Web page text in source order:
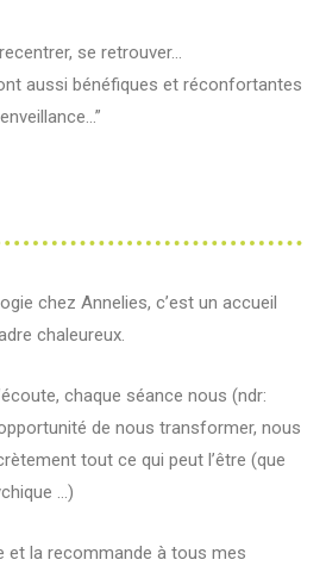
se retrouver…
aussi bénéfiques et réconfortantes
chez Annelies, c’est un accueil
chaleureux.
chaque séance nous (ndr:
de nous transformer, nous
tout ce qui peut l’être (que
…)
et la recommande à tous mes